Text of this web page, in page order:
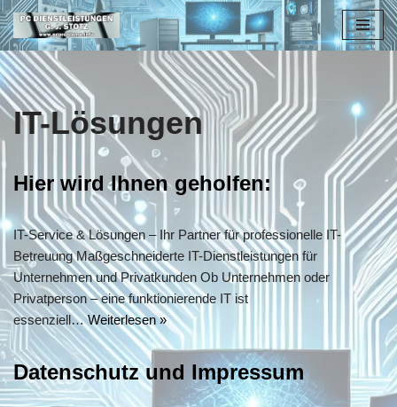
Zum
Inhalt
springen
IT-Lösungen
Hier wird Ihnen geholfen:
IT-Service & Lösungen – Ihr Partner für professionelle IT-
Betreuung Maßgeschneiderte IT-Dienstleistungen für
Unternehmen und Privatkunden Ob Unternehmen oder
Privatperson – eine funktionierende IT ist
essenziell…Weiterlesen »
Datenschutz und Impressum